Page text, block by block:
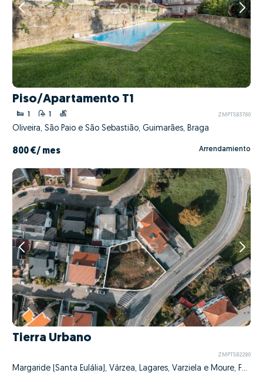
Piso/Apartamento T1
1 1 ZMPT583780
Oliveira, São Paio e São Sebastião, Guimarães, Braga
800 €/ mes Arrendamiento
Tierra Urbano
ZMPT582280
Margaride (Santa Eulália), Várzea, Lagares, Varziela e Moure, Felgueiras, Porto